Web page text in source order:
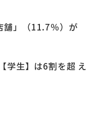
舗」（11.7％）が
学⽣】は6割を超 え